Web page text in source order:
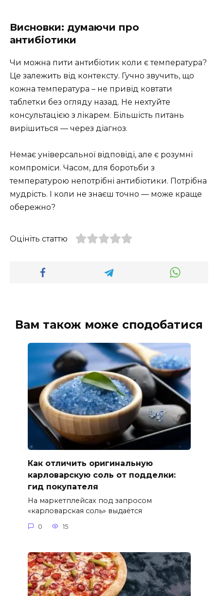
Висновки: думаючи про
антибіотики
Чи можна пити антибіотик коли є температура?
Це залежить від контексту. Гучно звучить, що
кожна температура – не привід ковтати
таблетки без огляду назад. Не нехтуйте
консультацією з лікарем. Більшість питань
вирішиться — через діагноз.
Немає універсальної відповіді, але є розумні
компроміси. Часом, для боротьби з
температурою непотрібні антибіотики. Потрібна
мудрість. І коли не знаєш точно — може краще
обережно?
Оцініть статтю
Вам також може сподобатися
Как отличить оригинальную
карловарскую соль от подделки:
гид покупателя
На маркетплейсах под запросом
«карловарская соль» выдаётся
0 15